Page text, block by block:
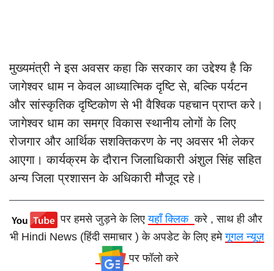
मुख्यमंत्री ने इस अवसर कहा कि सरकार का उद्देश्य है कि
जागेश्वर धाम न केवल आध्यात्मिक दृष्टि से, बल्कि पर्यटन
और सांस्कृतिक दृष्टिकोण से भी वैश्विक पहचान प्राप्त करे।
जागेश्वर धाम का समग्र विकास स्थानीय लोगों के लिए
रोजगार और आर्थिक सशक्तिकरण के नए अवसर भी लेकर
आएगा। कार्यक्रम के दौरान जिलाधिकारी अंशुल सिंह सहित
अन्य जिला प्रशासन के अधिकारी मौजूद रहे।
पर हमसे जुड़ने के लिएयहाँ क्लिककरे , साथ ही और
भी Hindi News (हिंदी समाचार ) के अपडेट के लिए हमेगूगल न्यूज़
पर फॉलो करे